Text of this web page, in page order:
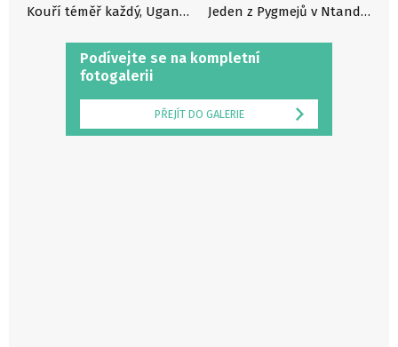
Podívejte se na kompletní
fotogalerii
PŘEJÍT DO GALERIE
Kouří téměř každý, Uganda Jeden z Pygmejů v Ntandi, Uganda